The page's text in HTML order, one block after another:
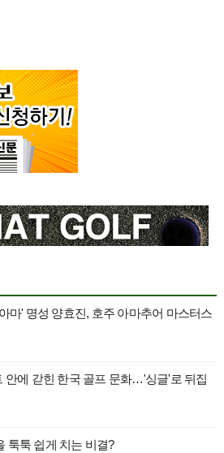
마' 명성 양효진, 호주 아마추어 마스터스
안에 갇힌 한국 골프 문화…'싱글'로 뒤집
툭툭 쉽게 치는 비결?